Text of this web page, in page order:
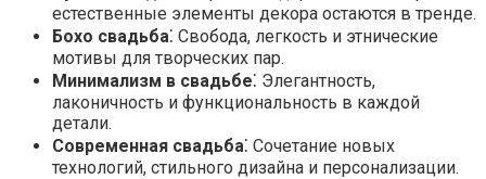
естественные элементы декора остаются в тренде.
Бохо свадьба⁚ Свобода, легкость и этнические
мотивы для творческих пар.
Минимализм в свадьбе⁚ Элегантность,
лаконичность и функциональность в каждой
детали.
Современная свадьба⁚ Сочетание новых
технологий, стильного дизайна и персонализации.